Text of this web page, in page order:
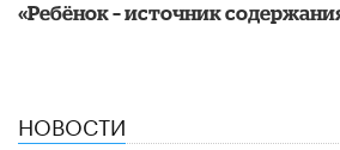
«Ребёнок – источник
НОВОСТИ